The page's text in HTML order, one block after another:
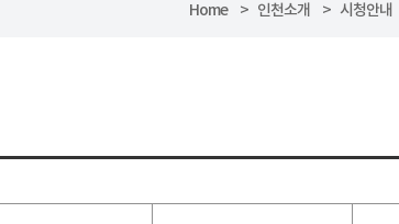
Home 인천소개 시청안내